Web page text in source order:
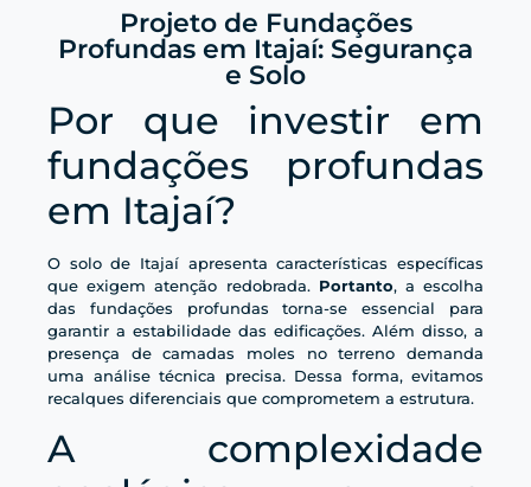
Projeto de Fundações
Profundas em Itajaí: Segurança
e Solo
Por que investir em
fundações profundas
em Itajaí?
O solo de Itajaí apresenta características específicas
que exigem atenção redobrada. Portanto, a escolha
das fundações profundas torna-se essencial para
garantir a estabilidade das edificações. Além disso, a
presença de camadas moles no terreno demanda
uma análise técnica precisa. Dessa forma, evitamos
recalques diferenciais que comprometem a estrutura.
A complexidade